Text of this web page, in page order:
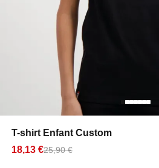
T-shirt Enfant Custom
18,13 €25,90 €